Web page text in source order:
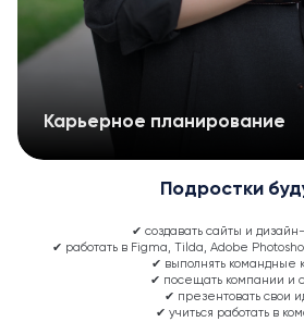
Карьерное планирование
Подростки
✔ создавать сайты и
✔ работать в Figma, Tilda, Adobe
✔ выполнять командные
✔ посещать компании и
✔ презентовать свои
✔ учиться работать в